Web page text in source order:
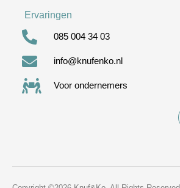
Ervaringen
085 004 34 03
info@knufenko.nl
Voor ondernemers